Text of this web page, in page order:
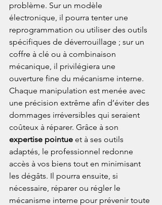
problème. Sur un modèle
électronique, il pourra tenter une
reprogrammation ou utiliser des outils
spécifiques de déverrouillage ; sur un
coffre à clé ou à combinaison
mécanique, il privilégiera une
ouverture fine du mécanisme interne.
Chaque manipulation est menée avec
une précision extrême afin d’éviter des
dommages irréversibles qui seraient
coûteux à réparer. Grâce à son
expertise pointue et à ses outils
adaptés, le professionnel redonne
accès à vos biens tout en minimisant
les dégâts. Il pourra ensuite, si
nécessaire, réparer ou régler le
mécanisme interne pour prévenir toute